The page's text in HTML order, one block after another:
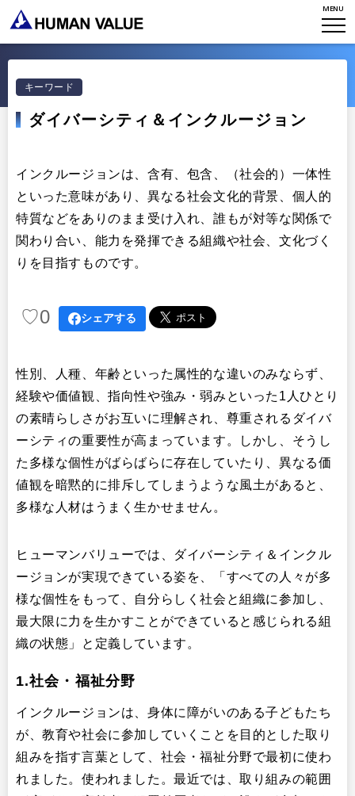
MENU
研究員紹介
ミッション・バリュー
プライバシーポリシー
採用について
出版
リサーチ
STORIES
NEWS
お知らせ
Stories
出版
その他
CONTACT
キーワード
ダイバーシティ＆インクルージョン
インクルージョンは、含有、包含、（社会的）一体性
といった意味があり、異なる社会文化的背景、個人的
特質などをありのまま受け入れ、誰もが対等な関係で
関わり合い、能力を発揮できる組織や社会、文化づく
りを目指すものです。
♡0 シェアする
性別、人種、年齢といった属性的な違いのみならず、
経験や価値観、指向性や強み・弱みといった1人ひとり
の素晴らしさがお互いに理解され、尊重されるダイバ
ーシティの重要性が高まっています。しかし、そうし
た多様な個性がばらばらに存在していたり、異なる価
値観を暗黙的に排斥してしまうような風土があると、
多様な人材はうまく生かせません。
ヒューマンバリューでは、ダイバーシティ＆インクル
ージョンが実現できている姿を、「すべての人々が多
様な個性をもって、自分らしく社会と組織に参加し、
最大限に力を生かすことができていると感じられる組
織の状態」と定義しています。
1.社会・福祉分野
インクルージョンは、身体に障がいのある子どもたち
が、教育や社会に参加していくことを目的とした取り
組みを指す言葉として、社会・福祉分野で最初に使わ
れました。使われました。最近では、取り組みの範囲